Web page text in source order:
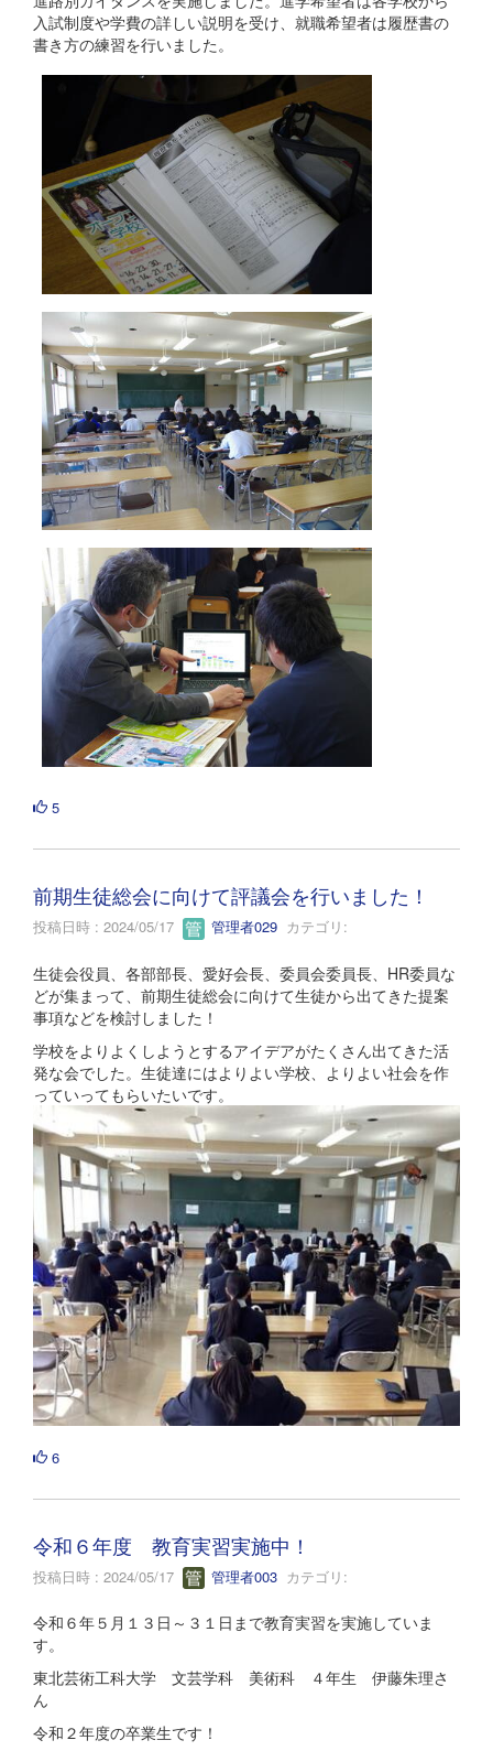
入試制度や学費の詳しい説明を受け、就職希望者は履歴書の
書き方の練習を行いました。
5
前期生徒総会に向けて評議会を行いました！
投稿日時 : 2024/05/17 管理者029 カテゴリ:
生徒会役員、各部部長、愛好会長、委員会委員長、HR委員な
どが集まって、前期生徒総会に向けて生徒から出てきた提案
事項などを検討しました！
学校をよりよくしようとするアイデアがたくさん出てきた活
発な会でした。生徒達にはよりよい学校、よりよい社会を作
っていってもらいたいです。
6
令和６年度 教育実習実施中！
投稿日時 : 2024/05/17 管理者003 カテゴリ:
令和６年５月１３日～３１日まで教育実習を実施していま
す。
東北芸術工科大学 文芸学科 美術科 ４年生 伊藤朱理さ
ん
令和２年度の卒業生です！